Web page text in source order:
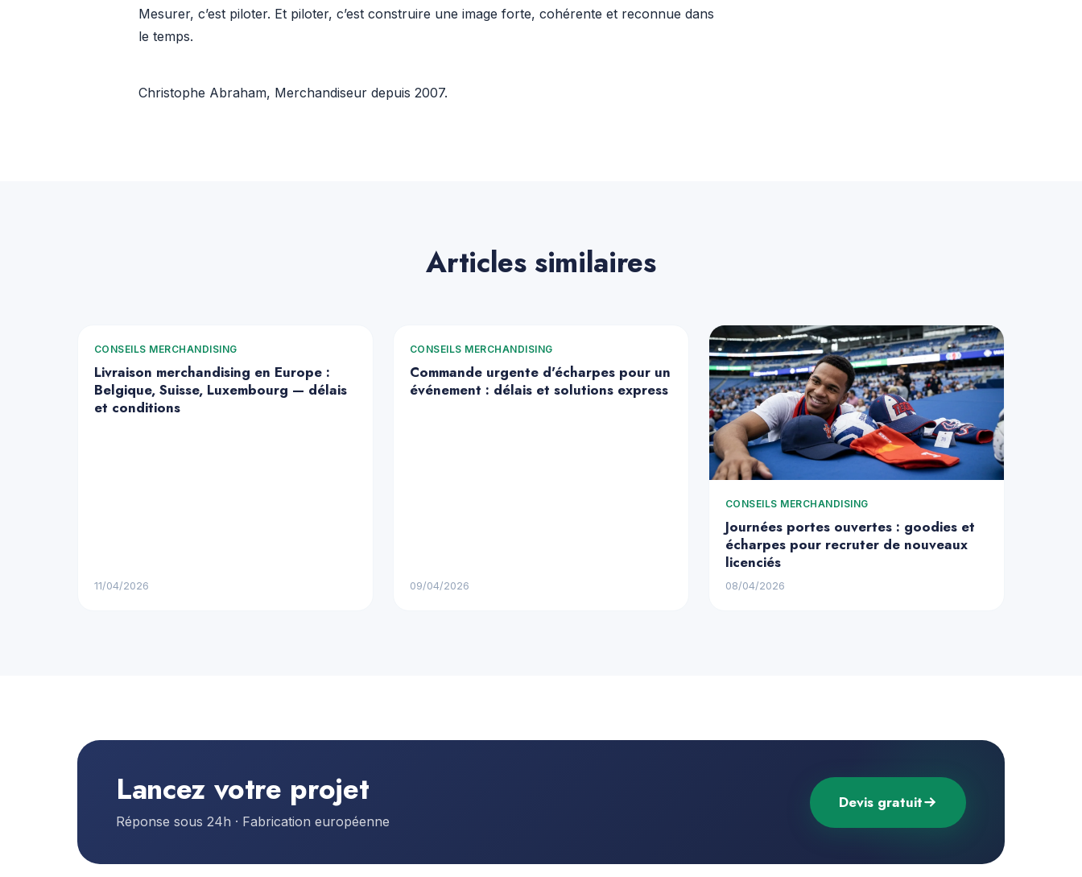
Mesurer, c’est piloter. Et piloter, c’est construire une image forte, cohérente et reconnue dans
le temps.
Christophe Abraham, Merchandiseur depuis 2007.
Articles similaires
CONSEILS MERCHANDISING
Livraison merchandising en Europe :
Belgique, Suisse, Luxembourg — délais
et conditions
11/04/2026
CONSEILS MERCHANDISING
Commande urgente d'écharpes pour un
événement : délais et solutions express
09/04/2026
CONSEILS MERCHANDISING
Journées portes ouvertes : goodies et
écharpes pour recruter de nouveaux
licenciés
08/04/2026
Lancez votre projet
Réponse sous 24h · Fabrication européenne
Devis gratuit